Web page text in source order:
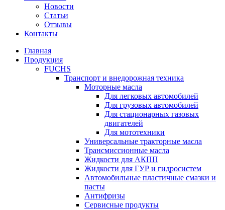
Новости
Статьи
Отзывы
Контакты
Главная
Продукция
FUCHS
Транспорт и внедорожная техника
Моторные масла
Для легковых автомобилей
Для грузовых автомобилей
Для стационарных газовых
двигателей
Для мототехники
Универсальные тракторные масла
Трансмиссионные масла
Жидкости для АКПП
Жидкости для ГУР и гидросистем
Автомобильные пластичные смазки и
пасты
Антифризы
Сервисные продукты